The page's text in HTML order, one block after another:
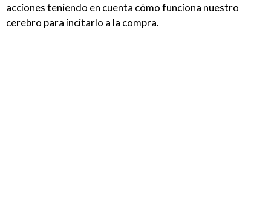
acciones teniendo en cuenta cómo funciona nuestro
cerebro para incitarlo a la compra.